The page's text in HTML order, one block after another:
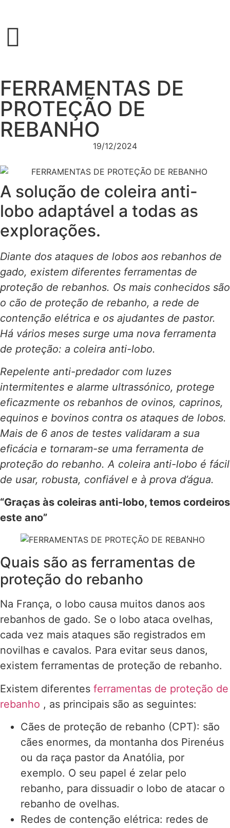
FERRAMENTAS DE
PROTEÇÃO DE
REBANHO
19/12/2024
A solução de coleira anti-
lobo adaptável a todas as
explorações.
Diante dos ataques de lobos aos rebanhos de
gado, existem diferentes ferramentas de
proteção de rebanhos. Os mais conhecidos são
o cão de proteção de rebanho, a rede de
contenção elétrica e os ajudantes de pastor.
Há vários meses surge uma nova ferramenta
de proteção: a coleira anti-lobo.
Repelente anti-predador com luzes
intermitentes e alarme ultrassónico, protege
eficazmente os rebanhos de ovinos, caprinos,
equinos e bovinos contra os ataques de lobos.
Mais de 6 anos de testes validaram a sua
eficácia e tornaram-se uma ferramenta de
proteção do rebanho. A coleira anti-lobo é fácil
de usar, robusta, confiável e à prova d’água.
“Graças às coleiras anti-lobo, temos cordeiros
este ano”
Quais são as ferramentas de
proteção do rebanho
Na França, o lobo causa muitos danos aos
rebanhos de gado. Se o lobo ataca ovelhas,
cada vez mais ataques são registrados em
novilhas e cavalos. Para evitar seus danos,
existem ferramentas de proteção de rebanho.
Existem diferentes ferramentas de proteção de
rebanho , as principais são as seguintes:
Cães de proteção de rebanho (CPT): são
cães enormes, da montanha dos Pirenéus
ou da raça pastor da Anatólia, por
exemplo. O seu papel é zelar pelo
rebanho, para dissuadir o lobo de atacar o
rebanho de ovelhas.
Redes de contenção elétrica: redes de